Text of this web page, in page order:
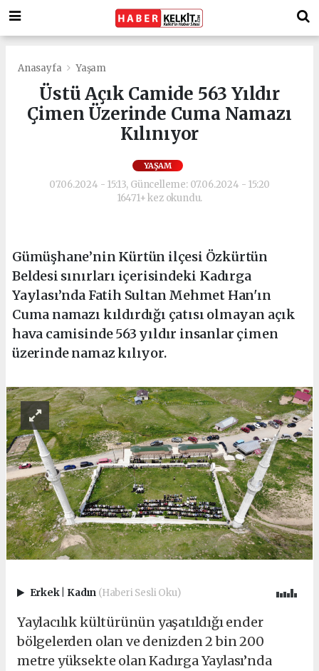
Anasayfa Yaşam
Üstü Açık Camide 563 Yıldır
Çimen Üzerinde Cuma Namazı
Kılınıyor
YAŞAM
07.06.2024 - 15:13, Güncelleme: 07.06.2024 - 15:20
16471+ kez okundu.
Gümüşhane’nin Kürtün ilçesi Özkürtün
Beldesi sınırları içerisindeki Kadırga
Yaylası’nda Fatih Sultan Mehmet Han'ın
Cuma namazı kıldırdığı çatısı olmayan açık
hava camisinde 563 yıldır insanlar çimen
üzerinde namaz kılıyor.
Erkek Kadın (Haberi Sesli Oku)
Yaylacılık kültürünün yaşatıldığı ender
bölgelerden olan ve denizden 2 bin 200
metre yüksekte olan Kadırga Yaylası’nda